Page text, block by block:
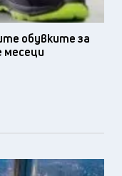
обувките за
месеци